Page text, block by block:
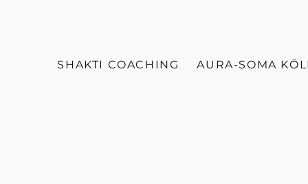
SHAKTI COACHING AURA-SOMA